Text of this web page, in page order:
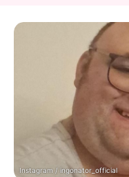
Instagram / ingonator_official